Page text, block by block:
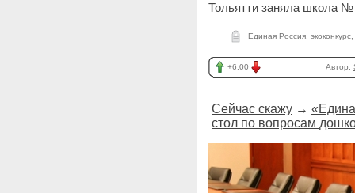
Тольятти заняла школа
Единая Россия экоконкурс
+6.00 Автор:
Сейчас скажу →
стол по вопросам